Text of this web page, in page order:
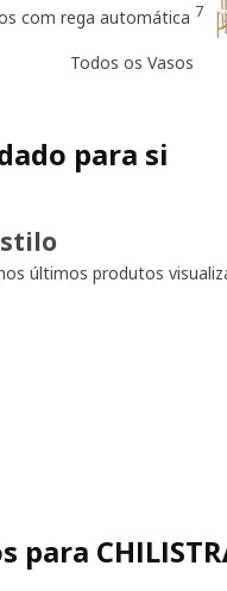
com rega automática 7
Todos os Vasos
para si
últimos produtos
para